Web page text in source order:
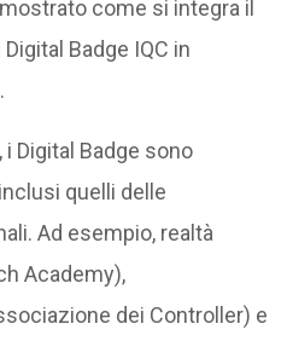
come si integra il
Badge IQC in
Digital Badge sono
quelli delle
Ad esempio, realtà
Academy),
dei Controller) e